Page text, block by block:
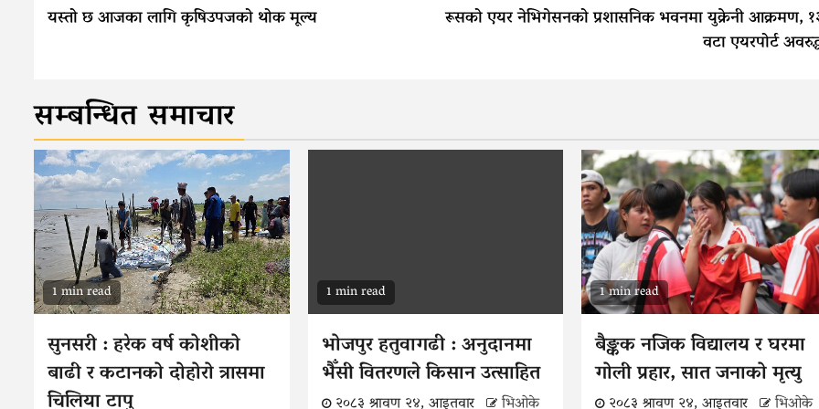
Reading
यस्तो छ आजका लागि कृषिउपजको थोक मूल्य रूसको एयर नेभिगेसनको प्रशासनिक भवनमा युक्रेनी आक्रमण,
वटा एयरपोर्ट
सम्बन्धित समाचार
1 min read
सुनसरी : हरेक वर्ष कोशीको
बाढी र कटानको दोहोरो त्रासमा
1 min read
भोजपुर हतुवागढी : अनुदानमा
भैँसी वितरणले किसान उत्साहित
1 min read
बैङ्कक नजिक विद्यालय र घरमा
गोली प्रहार, सात जनाको मृत्यु